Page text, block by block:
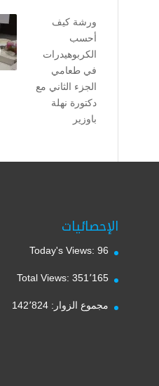
ورشة كيف
أحسب
الكربوهيدرات
في طعامي
الجزء الثاني مع
دكتورة نهلة
باوزير
الإحصائيات
Today's Views: 96
Total Views: 351٬165
مجموع الزوار: 142٬824